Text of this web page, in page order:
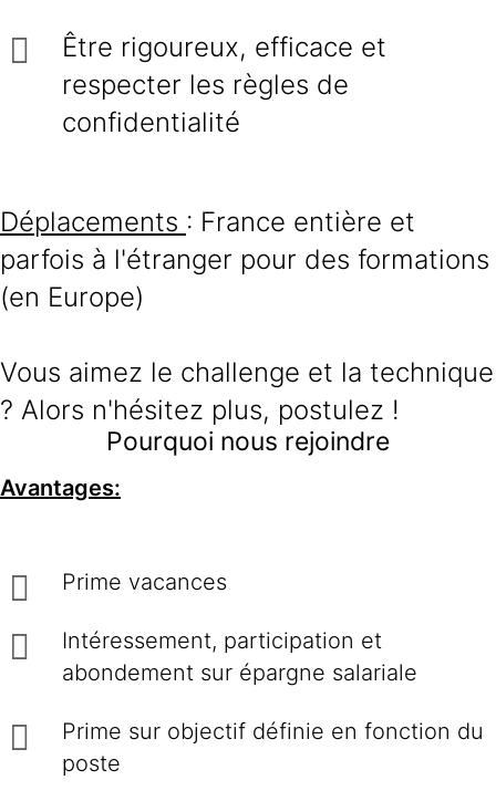
Être rigoureux, efficace et
respecter les règles de
confidentialité
Déplacements : France entière et
parfois à l'étranger pour des formations
(en Europe)
Vous aimez le challenge et la technique
? Alors n'hésitez plus, postulez !
Pourquoi nous rejoindre
Avantages:
Prime vacances
Intéressement, participation et
abondement sur épargne salariale
Prime sur objectif définie en fonction du
poste